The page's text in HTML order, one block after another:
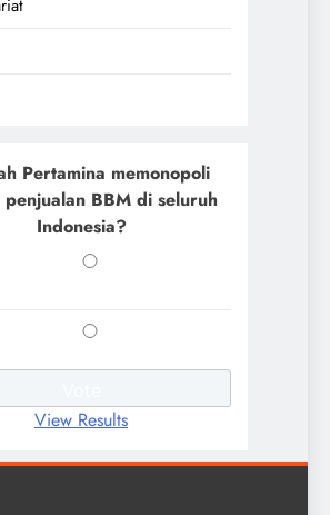
Pertamina memonopoli
BBM di seluruh
Indonesia?
View Results